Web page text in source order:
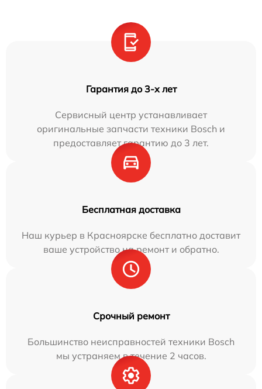
Гарантия до 3-х лет
Сервисный центр устанавливает
оригинальные запчасти техники Bosch и
предоставляет гарантию до 3 лет.
Бесплатная доставка
Наш курьер в Красноярске бесплатно доставит
ваше устройство на ремонт и обратно.
Срочный ремонт
Большинство неисправностей техники Bosch
мы устраняем в течение 2 часов.